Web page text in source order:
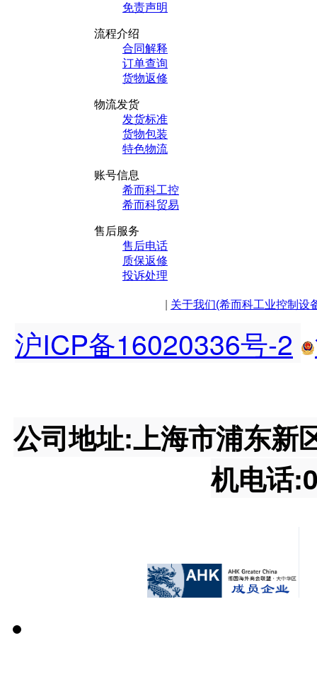
免责声明
流程介绍
合同解释
订单查询
货物返修
物流发货
发货标准
货物包装
特色物流
账号信息
希而科工控
希而科贸易
售后服务
售后电话
质保返修
投诉处理
关于我们(希而科工业控制设
沪ICP备16020336号-2
公司地址:上海市浦东新
机电话